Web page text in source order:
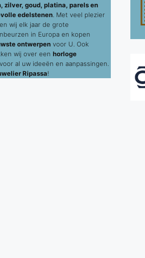
zilver, goud, platina, parels en
edelstenen . Met veel plezier
wij elk jaar de grote
in Europa en kopen
ontwerpen voor U. Ook
wij over een horloge
voor al uw ideeën en aanpassingen.
Ripassa!